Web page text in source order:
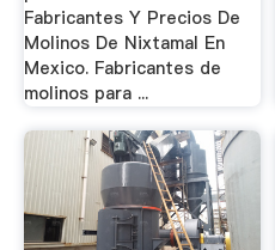
Fabricantes Y Precios De
Molinos De Nixtamal En
Mexico. Fabricantes de
molinos para ...